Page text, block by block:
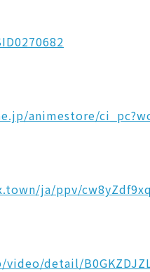
animestore/
ja/ppv/
detail/